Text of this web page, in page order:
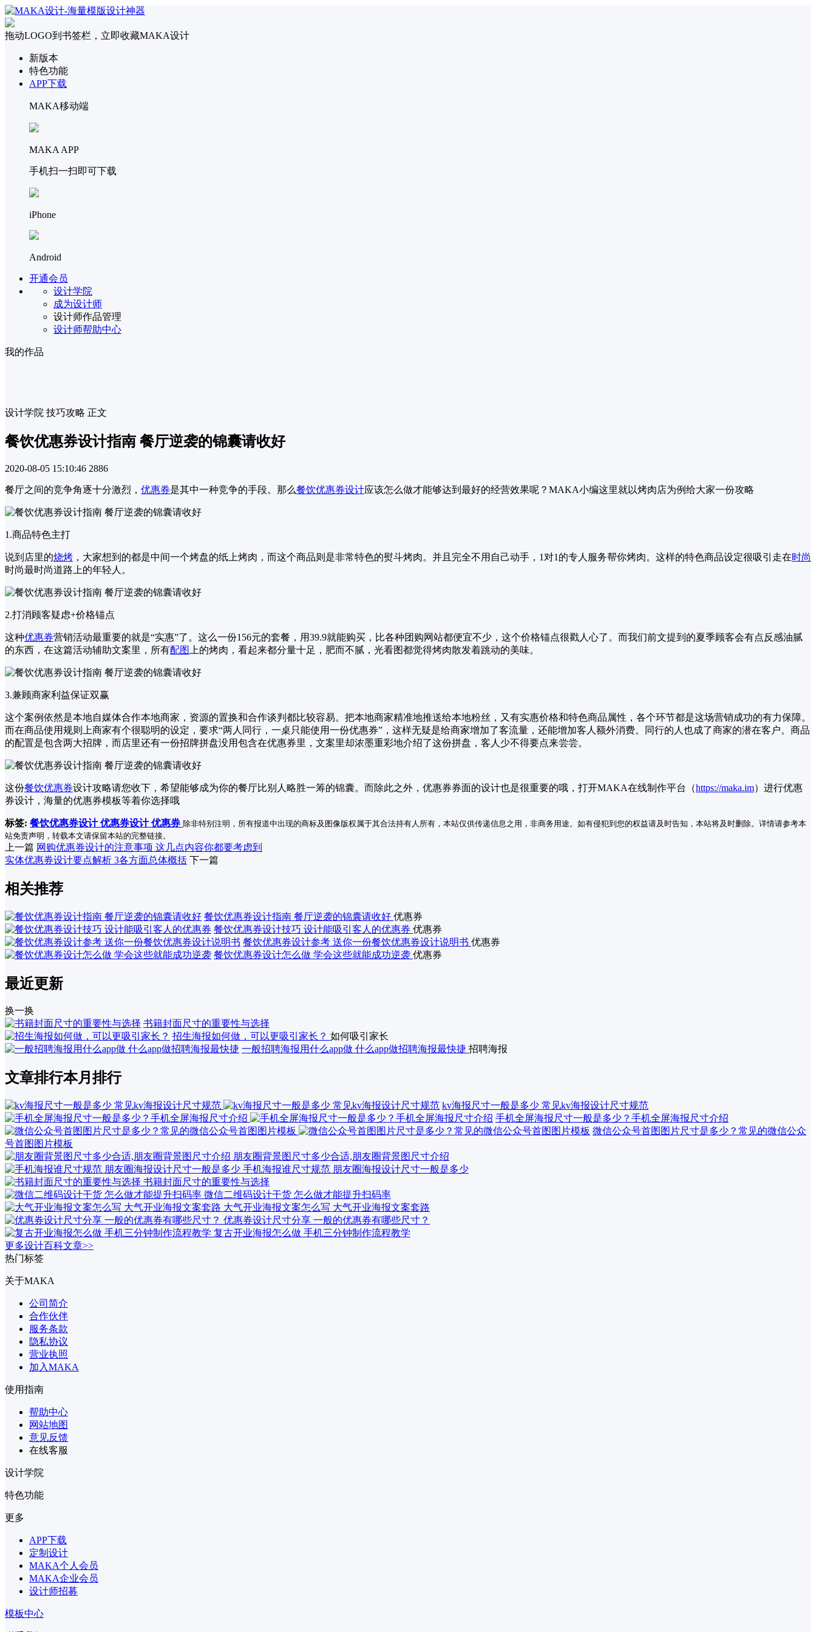
拖动LOGO到书签栏，立即收藏MAKA设计
新版本
特色功能
APP下载
MAKA移动端
MAKA APP
手机扫一扫即可下载
iPhone
Android
开通会员
设计学院
成为设计师
设计师作品管理
设计师帮助中心
我的作品
设计学院 技巧攻略 正文
餐饮优惠券设计指南 餐厅逆袭的锦囊请收好
2020-08-05 15:10:46 2886
餐厅之间的竞争角逐十分激烈， 优惠券是其中一种竞争的手段。那么餐饮优惠券设计应该怎么做才能够达到最好的经营效果呢？MAKA小编这里就以烤肉店为例给大家一份攻略
1.商品特色主打
说到店里的烧烤 ，大家想到的都是中间一个烤盘的纸上烤肉，而这个商品则是非常特色的熨斗烤肉。并且完全不用自己动手，1对1的专人服务帮你烤肉。这样的特色商品设定很吸引走在时尚
时尚最时尚道路上的年轻人。
2.打消顾客疑虑+价格锚点
这种优惠券营销活动最重要的就是“实惠”了。这么一份156元的套餐，用39.9就能购买，比各种团购网站都便宜不少，这个价格锚点很戳人心了。而我们前文提到的夏季顾客会有点反感油腻
的东西，在这篇活动辅助文案里，所有配图 上的烤肉，看起来都分量十足，肥而不腻，光看图都觉得烤肉散发着跳动的美味。
3.兼顾商家利益保证双赢
这个案例依然是本地自媒体合作本地商家，资源的置换和合作谈判都比较容易。把本地商家精准地推送给本地粉丝，又有实惠价格和特色商品属性，各个环节都是这场营销成功的有力保障。
而在商品使用规则上商家有个很聪明的设定，要求“两人同行，一桌只能使用一份优惠券”，这样无疑是给商家增加了客流量，还能增加客人额外消费。同行的人也成了商家的潜在客户。商品
的配置是包含两大招牌，而店里还有一份招牌拼盘没用包含在优惠券里，文案里却浓墨重彩地介绍了这份拼盘，客人少不得要点来尝尝。
这份餐饮优惠券设计攻略请您收下，希望能够成为你的餐厅比别人略胜一筹的锦囊。而除此之外，优惠券券面的设计也是很重要的哦，打开MAKA在线制作平台（https://maka.im）进行优惠
券设计，海量的优惠券模板等着你选择哦
标签: 餐饮优惠券设计优惠券设计优惠券 除非特别注明，所有报道中出现的商标及图像版权属于其合法持有人所有，本站仅供传递信息之用，非商务用途。如有侵犯到您的权益请及时告知，本站将及时删除。详情请参考本
站免责声明，转载本文请保留本站的完整链接。
上一篇 网购优惠券设计的注意事项 这几点内容你都要考虑到
实体优惠券设计要点解析 3各方面总体概括 下一篇
相关推荐
餐饮优惠券设计指南 餐厅逆袭的锦囊请收好 优惠券
餐饮优惠券设计技巧 设计能吸引客人的优惠券 优惠券
餐饮优惠券设计参考 送你一份餐饮优惠券设计说明书 优惠券
餐饮优惠券设计怎么做 学会这些就能成功逆袭 优惠券
最近更新
换一换
书籍封面尺寸的重要性与选择
招生海报如何做，可以更吸引家长？ 如何吸引家长
一般招聘海报用什么app做 什么app做招聘海报最快捷 招聘海报
文章排行本月排行
kv海报尺寸一般是多少 常见kv海报设计尺寸规范
手机全屏海报尺寸一般是多少？手机全屏海报尺寸介绍
微信公众号首图图片尺寸是多少？常见的微信公众
号首图图片模板
朋友圈背景图尺寸多少合适,朋友圈背景图尺寸介绍
手机海报谁尺寸规范 朋友圈海报设计尺寸一般是多少
书籍封面尺寸的重要性与选择
微信二维码设计干货 怎么做才能提升扫码率
大气开业海报文案怎么写 大气开业海报文案套路
优惠券设计尺寸分享 一般的优惠券有哪些尺寸？
复古开业海报怎么做 手机三分钟制作流程教学
更多设计百科文章>>
热门标签
关于MAKA
公司简介
合作伙伴
服务条款
隐私协议
营业执照
加入MAKA
使用指南
帮助中心
网站地图
意见反馈
在线客服
设计学院
特色功能
更多
APP下载
定制设计
MAKA个人会员
MAKA企业会员
设计师招募
模板中心